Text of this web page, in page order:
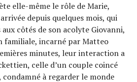
elle-même le rôle de Marie,
depuis quelques mois, qui
côtés de son acolyte Giovanni,
familiale, incarné par Matteo
minutes, leur interaction a
celle d’un couple coincé
à regarder le monde